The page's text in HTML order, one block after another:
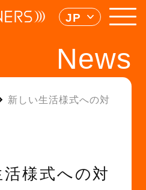
JP
News
新しい生活様式への対
様式への対